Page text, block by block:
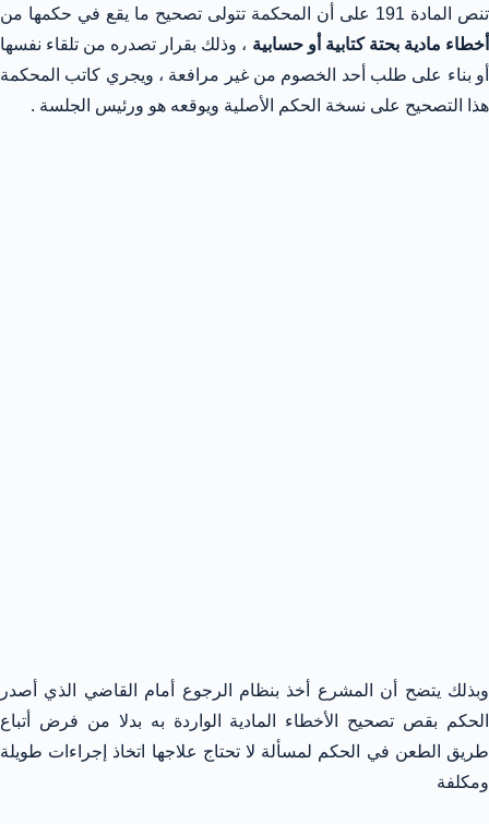
تنص المادة 191 على أن المحكمة تتولى تصحيح ما يقع في حكمها من
أخطاء مادية بحتة كتابية أو حسابية ، وذلك بقرار تصدره من تلقاء نفسها
أو بناء على طلب أحد الخصوم من غير مرافعة ، ويجري كاتب المحكمة
هذا التصحيح على نسخة الحكم الأصلية ويوقعه هو ورئيس الجلسة .
وبذلك يتضح أن المشرع أخذ بنظام الرجوع أمام القاضي الذي أصدر
الحكم بقص تصحيح الأخطاء المادية الواردة به بدلا من فرض أتباع
طريق الطعن في الحكم لمسألة لا تحتاج علاجها اتخاذ إجراءات طويلة
ومكلفة